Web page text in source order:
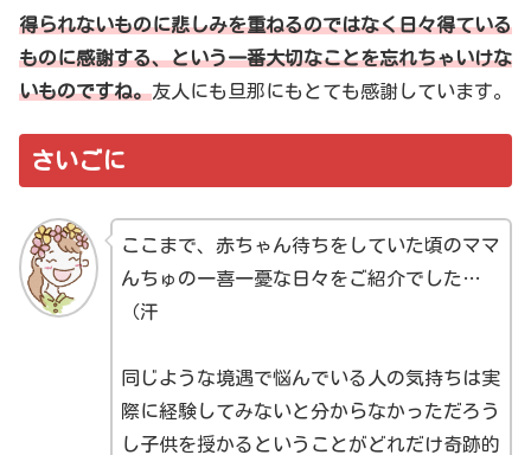
得られないものに悲しみを重ねるのではなく日々得ている
ものに感謝する、という一番大切なことを忘れちゃいけな
いものですね。友人にも旦那にもとても感謝しています。
さいごに
ここまで、赤ちゃん待ちをしていた頃のママ
んちゅの一喜一憂な日々をご紹介でした…
（汗
同じような境遇で悩んでいる人の気持ちは実
際に経験してみないと分からなかっただろう
し子供を授かるということがどれだけ奇跡的